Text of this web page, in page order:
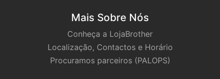
Mais Sobre Nós
Conheça a LojaBrother
Localização, Contactos e Horário
Procuramos parceiros (PALOPS)